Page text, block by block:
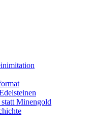
Minengold